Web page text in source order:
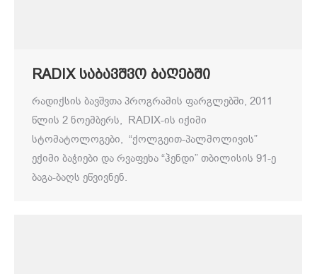
RADIX საბავშვო ბაღებში
რადიქსის ბავშვთა პროგრამის ფარგლებში, 2011
წლის 2 ნოემბერს, RADIX-ის იქიმი
სტომატოლოგები, “ქოლგეით-პალმოლივის”
ექიმი ბაჭიები და რვაფეხა “ჰენდი” თბილისის 91-ე
ბაგა-ბაღს ეწვივნენ.